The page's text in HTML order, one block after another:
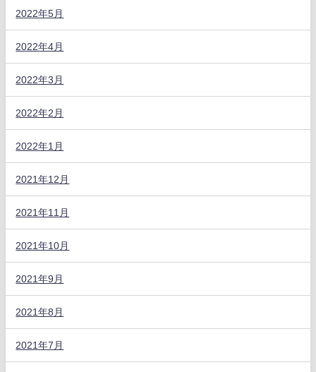
2022年5月
2022年4月
2022年3月
2022年2月
2022年1月
2021年12月
2021年11月
2021年10月
2021年9月
2021年8月
2021年7月